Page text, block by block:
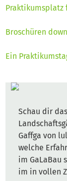
Praktikumsplatz
Broschüren
Ein
Schau dir
Gaffga von
welche
im GaLaBau
im in vollen